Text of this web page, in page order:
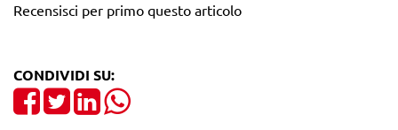
Recensisci per primo questo articolo
CONDIVIDI SU:
Share on Facebook
TweetShare on LinkedIn